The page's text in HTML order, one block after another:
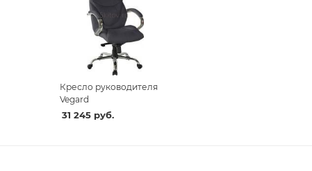
Кресло руководителя
Vegard
31 245руб.